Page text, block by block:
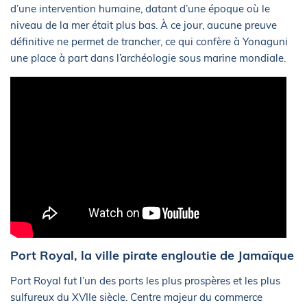
d’une intervention humaine, datant d’une époque où le
niveau de la mer était plus bas. À ce jour, aucune preuve
définitive ne permet de trancher, ce qui confère à Yonaguni
une place à part dans l’archéologie sous marine mondiale.
Port Royal, la ville pirate engloutie de Jamaïque
Port Royal fut l’un des ports les plus prospères et les plus
sulfureux du XVIIe siècle. Centre majeur du commerce